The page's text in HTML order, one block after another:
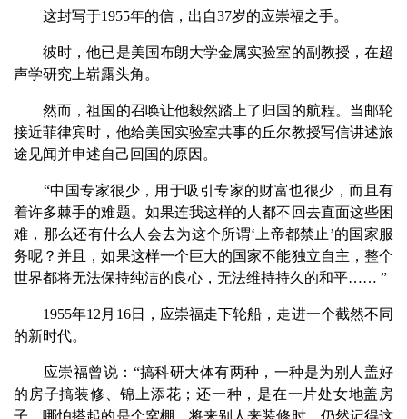
这封写于1955年的信，出自37岁的应崇福之手。
彼时，他已是美国布朗大学金属实验室的副教授，在超
声学研究上崭露头角。
然而，祖国的召唤让他毅然踏上了归国的航程。当邮轮
接近菲律宾时，他给美国实验室共事的丘尔教授写信讲述旅
途见闻并申述自己回国的原因。
“中国专家很少，用于吸引专家的财富也很少，而且有
着许多棘手的难题。如果连我这样的人都不回去直面这些困
难，那么还有什么人会去为这个所谓‘上帝都禁止’的国家服
务呢？并且，如果这样一个巨大的国家不能独立自主，整个
世界都将无法保持纯洁的良心，无法维持持久的和平…… ”
1955年12月16日，应崇福走下轮船，走进一个截然不同
的新时代。
应崇福曾说：“搞科研大体有两种，一种是为别人盖好
的房子搞装修、锦上添花；还一种，是在一片处女地盖房
子，哪怕搭起的是个窝棚，将来别人来装修时，仍然记得这